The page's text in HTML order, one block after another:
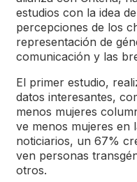
estudios con la idea
percepciones de los
representación de
comunicación y las
El primer estudio,
datos interesantes,
menos mujeres
ve menos mujeres en
noticiarios, un 67%
ven personas
otros.